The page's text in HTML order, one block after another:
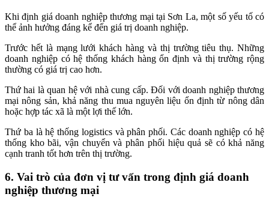
Khi định giá doanh nghiệp thương mại tại Sơn La, một số yếu tố có
thể ảnh hưởng đáng kể đến giá trị doanh nghiệp.
Trước hết là mạng lưới khách hàng và thị trường tiêu thụ. Những
doanh nghiệp có hệ thống khách hàng ổn định và thị trường rộng
thường có giá trị cao hơn.
Thứ hai là quan hệ với nhà cung cấp. Đối với doanh nghiệp thương
mại nông sản, khả năng thu mua nguyên liệu ổn định từ nông dân
hoặc hợp tác xã là một lợi thế lớn.
Thứ ba là hệ thống logistics và phân phối. Các doanh nghiệp có hệ
thống kho bãi, vận chuyển và phân phối hiệu quả sẽ có khả năng
cạnh tranh tốt hơn trên thị trường.
6. Vai trò của đơn vị tư vấn trong định giá doanh
nghiệp thương mại